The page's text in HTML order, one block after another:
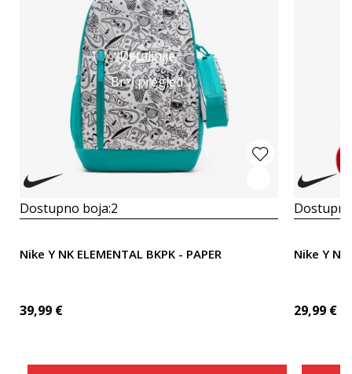
Detaljnije
Brzi pregled
Dostupno boja:2
Nike Y NK ELEMENTAL BKPK - PAPER
39,99 €
Nike Y NK
29,99 €